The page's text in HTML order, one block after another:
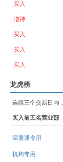
买入
增持
买入
买入
买入
龙虎榜
连续三个交易日内
买入前五名营业部
深股通专用
机构专用